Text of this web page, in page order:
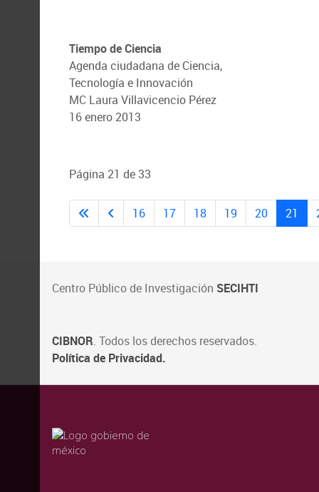
Tiempo de Ciencia
Agenda ciudadana de Ciencia,
Tecnología e Innovación
MC Laura Villavicencio Pérez
16 enero 2013
Página 21 de 33
16 17 18 19 20 21
Centro Público de Investigación SECIHTI
CIBNOR. Todos los derechos reservados.
Política de Privacidad.